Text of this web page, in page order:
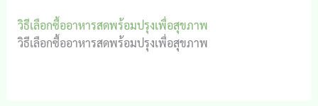
วิธีเลือกซื้ออาหารสดพร้อมปรุงเพื่อสุขภาพ
วิธีเลือกซื้ออาหารสดพร้อมปรุงเพื่อสุขภาพ